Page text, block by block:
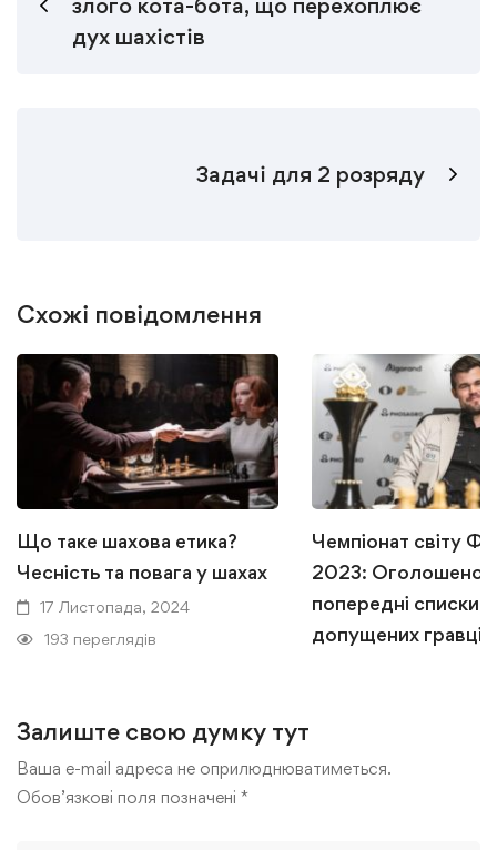
злого кота-бота, що перехоплює
дух шахістів
Задачі для 2 розряду
Схожі повідомлення
Що таке шахова етика?
Чесність та повага у шахах
17 Листопада, 2024
193 переглядів
Чемпіонат світу
2023: Оголошено
попередні списки
допущених гравців
Залиште свою думку тут
Ваша e-mail адреса не оприлюднюватиметься.
Обов’язкові поля позначені *